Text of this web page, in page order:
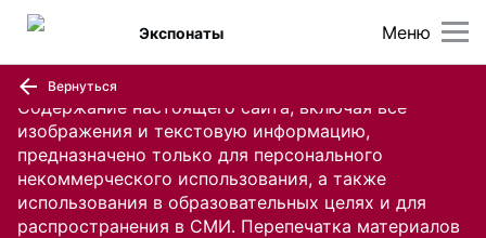
Содержание настоящего сайта, включая все
изображения и текстовую информацию,
предназначено только для персонального
некоммерческого использования, а также
использования в образовательных целях и для
распространения в СМИ. Перепечатка материалов
Меню
Экспонаты
Вернуться